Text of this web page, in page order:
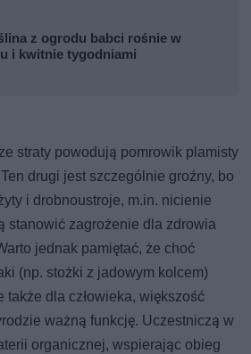
z ogrodu babci rośnie w
i kwitnie tygodniami
straty powodują pomrowik plamisty
drugi jest szczególnie groźny, bo
i drobnoustroje, m.in. nicienie
stanowić zagrożenie dla zdrowia
jednak pamiętać, że choć
(np. stożki z jadowym kolcem)
dla człowieka, większość
ważną funkcję. Uczestniczą w
organicznej, wspierając obieg